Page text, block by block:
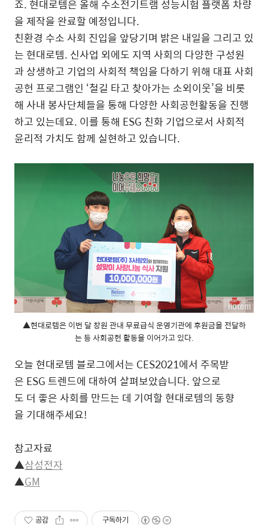
죠. 현대로템은 올해 수소전기트램 성능시험 플랫폼 차량
을 제작을 완료할 예정입니다.
친환경 수소 사회 진입을 앞당기며 밝은 내일을 그리고 있
는 현대로템. 신사업 외에도 지역 사회의 다양한 구성원
과 상생하고 기업의 사회적 책임을 다하기 위해 대표 사회
공헌 프로그램인 ‘철길 타고 찾아가는 소외이웃’을 비롯
해 사내 봉사단체들을 통해 다양한 사회공헌활동을 진행
하고 있는데요. 이를 통해 ESG 친화 기업으로서 사회적
윤리적 가치도 함께 실현하고 있습니다.
▲현대로템은 이번 달 창원 관내 무료급식 운영기관에 후원금을 전달하
는 등 사회공헌 활동을 이어가고 있다.
오늘 현대로템 블로그에서는 CES2021에서 주목받
은 ESG 트렌드에 대하여 살펴보았습니다. 앞으로
도 더 좋은 사회를 만드는 데 기여할 현대로템의 동향
을 기대해주세요!
참고자료
▲삼성전자
▲GM
공감 구독하기